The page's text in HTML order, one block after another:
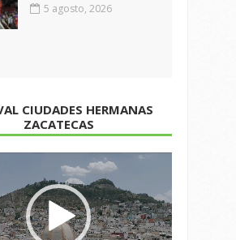
5 agosto, 2026
CIUDADES HERMANAS
ZACATECAS